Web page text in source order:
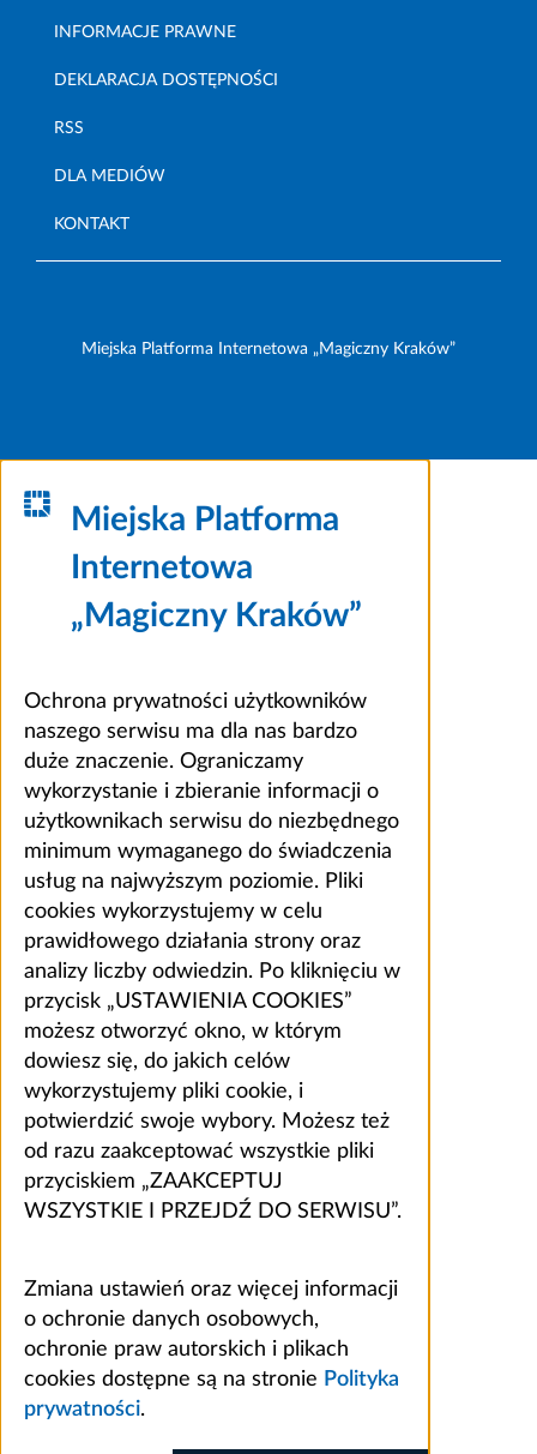
INFORMACJE PRAWNE
DEKLARACJA DOSTĘPNOŚCI
RSS
DLA MEDIÓW
KONTAKT
Miejska Platforma Internetowa „Magiczny Kraków”
Miejska Platforma
Internetowa
„Magiczny Kraków”
Ochrona prywatności użytkowników
naszego serwisu ma dla nas bardzo
duże znaczenie. Ograniczamy
wykorzystanie i zbieranie informacji o
użytkownikach serwisu do niezbędnego
minimum wymaganego do świadczenia
usług na najwyższym poziomie. Pliki
cookies wykorzystujemy w celu
prawidłowego działania strony oraz
analizy liczby odwiedzin. Po kliknięciu w
przycisk „USTAWIENIA COOKIES”
możesz otworzyć okno, w którym
dowiesz się, do jakich celów
wykorzystujemy pliki cookie, i
potwierdzić swoje wybory. Możesz też
od razu zaakceptować wszystkie pliki
przyciskiem „ZAAKCEPTUJ
WSZYSTKIE I PRZEJDŹ DO SERWISU”.
Zmiana ustawień oraz więcej informacji
o ochronie danych osobowych,
ochronie praw autorskich i plikach
cookies dostępne są na stronie Polityka
prywatności.